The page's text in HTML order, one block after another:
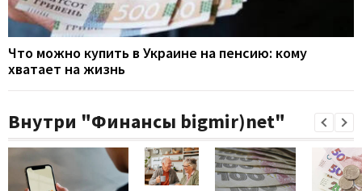
Что можно купить в Украине на пенсию: кому
хватает на жизнь
Внутри "Финансы bigmir)net"